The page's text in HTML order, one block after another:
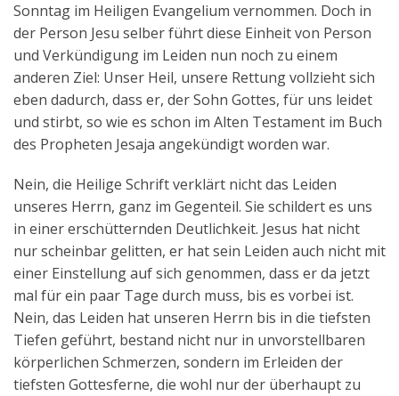
Sonntag im Heiligen Evangelium vernommen. Doch in
der Person Jesu selber führt diese Einheit von Person
und Verkündigung im Leiden nun noch zu einem
anderen Ziel: Unser Heil, unsere Rettung vollzieht sich
eben dadurch, dass er, der Sohn Gottes, für uns leidet
und stirbt, so wie es schon im Alten Testament im Buch
des Propheten Jesaja angekündigt worden war.
Nein, die Heilige Schrift verklärt nicht das Leiden
unseres Herrn, ganz im Gegenteil. Sie schildert es uns
in einer erschütternden Deutlichkeit. Jesus hat nicht
nur scheinbar gelitten, er hat sein Leiden auch nicht mit
einer Einstellung auf sich genommen, dass er da jetzt
mal für ein paar Tage durch muss, bis es vorbei ist.
Nein, das Leiden hat unseren Herrn bis in die tiefsten
Tiefen geführt, bestand nicht nur in unvorstellbaren
körperlichen Schmerzen, sondern im Erleiden der
tiefsten Gottesferne, die wohl nur der überhaupt zu